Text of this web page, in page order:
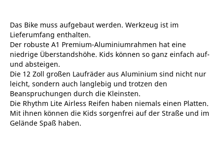
Das Bike muss aufgebaut werden. Werkzeug ist im
Lieferumfang enthalten.
Der robuste A1 Premium-Aluminiumrahmen hat eine
niedrige Überstandshöhe. Kids können so ganz einfach auf-
und absteigen.
Die 12 Zoll großen Laufräder aus Aluminium sind nicht nur
leicht, sondern auch langlebig und trotzen den
Beanspruchungen durch die Kleinsten.
Die Rhythm Lite Airless Reifen haben niemals einen Platten.
Mit ihnen können die Kids sorgenfrei auf der Straße und im
Gelände Spaß haben.